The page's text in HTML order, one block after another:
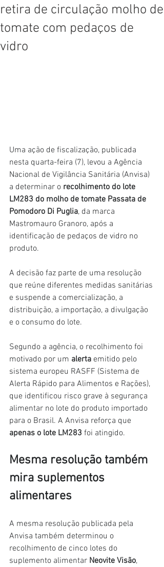
retira de circulação molho de
tomate com pedaços de
vidro
Uma ação de fiscalização, publicada
nesta quarta-feira (7), levou a Agência
Nacional de Vigilância Sanitária (Anvisa)
a determinar o recolhimento do lote
LM283 do molho de tomate Passata de
Pomodoro Di Puglia, da marca
Mastromauro Granoro, após a
identificação de pedaços de vidro no
produto.
A decisão faz parte de uma resolução
que reúne diferentes medidas sanitárias
e suspende a comercialização, a
distribuição, a importação, a divulgação
e o consumo do lote.
Segundo a agência, o recolhimento foi
motivado por um alerta emitido pelo
sistema europeu RASFF (Sistema de
Alerta Rápido para Alimentos e Rações),
que identificou risco grave à segurança
alimentar no lote do produto importado
para o Brasil. A Anvisa reforça que
apenas o lote LM283 foi atingido.
Mesma resolução também
mira suplementos
alimentares
A mesma resolução publicada pela
Anvisa também determinou o
recolhimento de cinco lotes do
suplemento alimentar Neovite Visão,